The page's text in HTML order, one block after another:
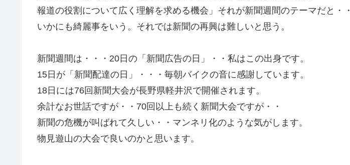
報道の役割について広く理解を求める機会」それが新聞週間のテーマだと・・
いかにも綺麗事をいう。それでは新聞の再興は難しいと思う。
新聞週間は・・・20日の「新聞広告の日」・・私はこの出身です。
15日が「新聞配達の日」・・・毎朝バイクの音に感謝しています。
18日には76回新聞大会が長野県軽井沢で開催されます。
余計なお世話ですが・・70回以上も続く新聞大会ですが・・
新聞の危機が叫ばれて久しい・・マンネリ化のような気がします。
物見遊山の大会で良いのかと思います。